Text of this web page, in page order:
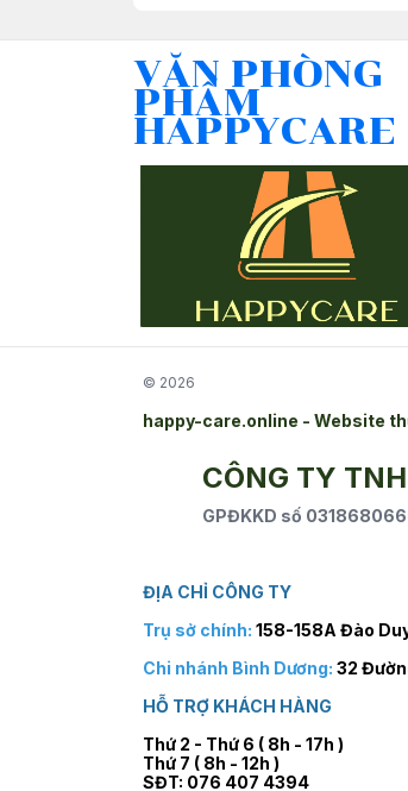
VĂN PHÒNG
PHẨM
HAPPYCARE
© 2026
happy-care.online - Website
CÔNG TY
GPĐKKD số
ĐỊA CHỈ CÔNG TY
Trụ sở chính: 158-158A Đào
Chi nhánh Bình Dương: 32
HỖ TRỢ KHÁCH HÀNG
Thứ 2 - Thứ 6 ( 8h - 17h )
Thứ 7 ( 8h - 12h )
SĐT: 076 407 4394